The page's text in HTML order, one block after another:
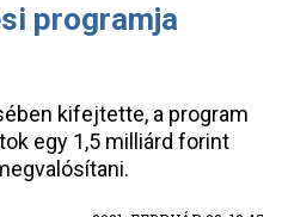
programja
kifejtette, a program
egy 1,5 milliárd forint